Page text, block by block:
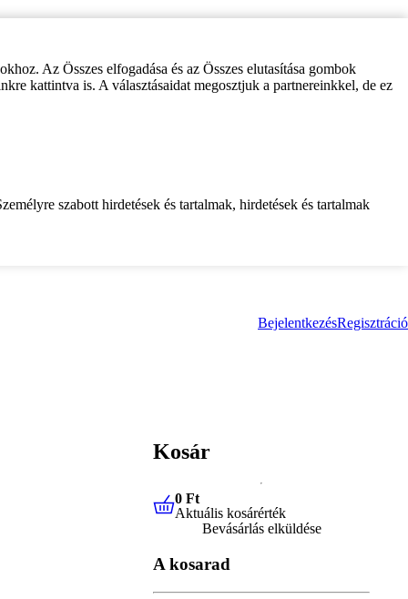
Az Összes elfogadása és az Összes elutasítása gombok
kattintva is. A választásaidat megosztjuk a partnereinkkel, de ez
szabott hirdetések és tartalmak, hirdetések és tartalmak
BejelentkezésRegisztráció
Kosár
0 FtAktuális kosárérték
0 Ft
Aktuális kosárérték
Bevásárlás elküldése
A kosarad